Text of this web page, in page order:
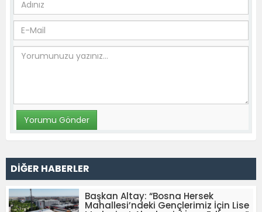
DİĞER HABERLER
Başkan Altay: “Bosna Hersek
Mahallesi’ndeki Gençlerimiz İçin Lise